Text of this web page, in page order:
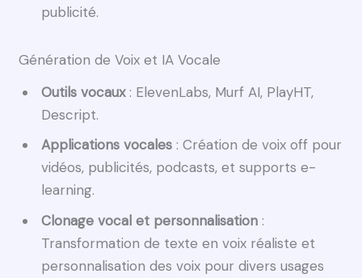
publicité.
Génération de Voix et IA Vocale
Outils vocaux: ElevenLabs, Murf AI, PlayHT,
Descript.
Applications vocales : Création de voix off pour
vidéos, publicités, podcasts, et supports e-
learning.
Clonage vocal et personnalisation :
Transformation de texte en voix réaliste et
personnalisation des voix pour divers usages